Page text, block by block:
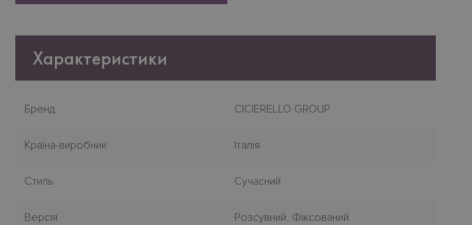
Характеристики
Бренд CICIERELLO GROUP
Країна-виробник Італія
Стиль Сучасний
Версія Розсувний, Фіксований